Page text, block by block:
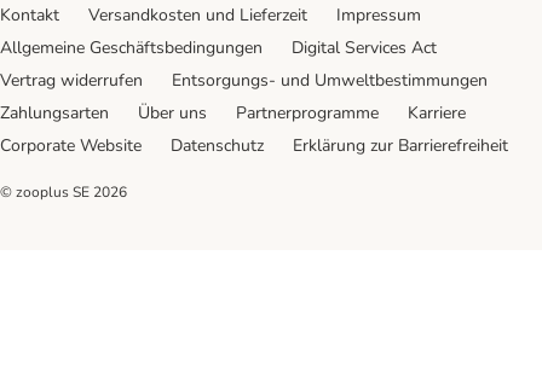
Kontakt Versandkosten und Lieferzeit
Impressum
Allgemeine Geschäftsbedingungen
Digital Services Act
Vertrag widerrufen
Entsorgungs- und Umweltbestimmungen
Zahlungsarten
Über uns Partnerprogramme
Karriere
Corporate Website
Datenschutz Erklärung zur Barrierefreiheit
© zooplus SE 2026